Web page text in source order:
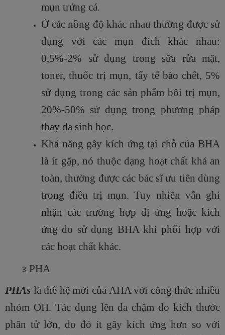
mụn trứng cá.
Ở các nồng độ khác nhau thường được sử
dụng với các mụn đích khác nhau:
0,5%-2% sử dụng trong sữa rửa mặt,
toner, thuốc trị mụn, tẩy tế bào chết, 5%
sử dụng trong các sản phẩm bôi trị mụn,
20%-50% sử dụng trong phương pháp
thay da sinh học.
Khả năng gây kích ứng tại chỗ của BHA
là ít gặp, nó thuộc dạng hoạt chất khá an
toàn, thường được các bác sĩ ưu tiên dùng
trong điều trị mụn. Tuy nhiên vẫn ghi
nhận các trường hợp dị ứng hoặc kích
ứng do sử dụng BHA khi phối hợp với
các hoạt chất khác.
PHA
PHAs là thế hệ mới của AHA với công thức nhiều
nhóm OH. Tác dụng lên da chậm do kích thước
phân tử lớn, do đó ít gây kích ứng hơn so với